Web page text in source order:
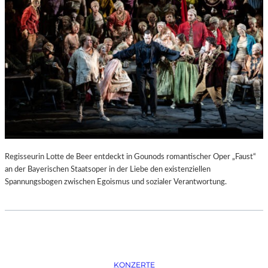
–
K
Ü
N
S
T
L
E
R
,
T
M
Regisseurin Lotte de Beer entdeckt in Gounods romantischer Oper „Faust“
an der Bayerischen Staatsoper in der Liebe den existenziellen
Spannungsbogen zwischen Egoismus und sozialer Verantwortung.
KONZERTE